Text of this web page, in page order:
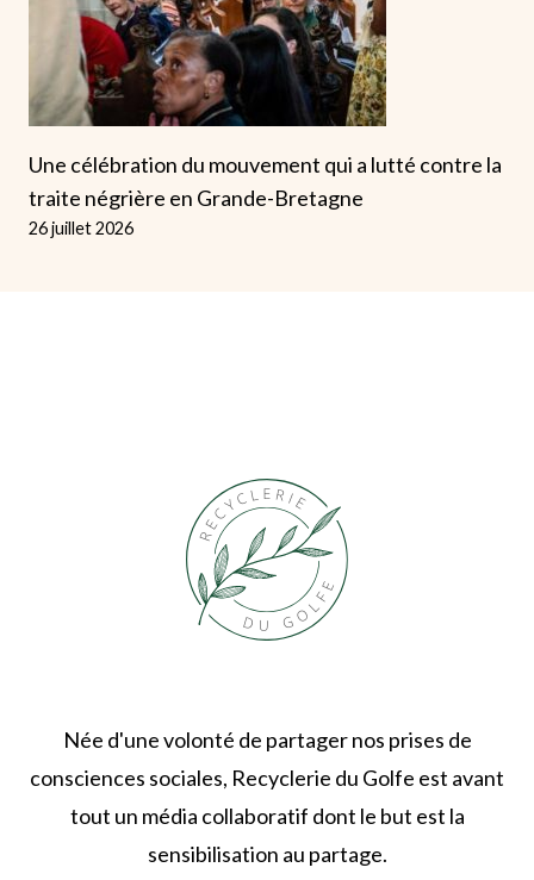
Une célébration du mouvement qui a lutté contre la
traite négrière en Grande-Bretagne
26 juillet 2026
Née d'une volonté de partager nos prises de
consciences sociales, Recyclerie du Golfe est avant
tout un média collaboratif dont le but est la
sensibilisation au partage.